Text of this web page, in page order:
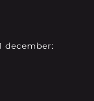
december: